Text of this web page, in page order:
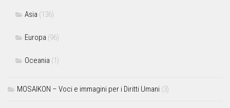
Asia (136)
Europa (96)
Oceania (1)
MOSAIKON – Voci e immagini per i Diritti Umani (3)